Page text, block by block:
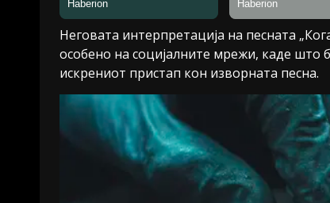
Неговата интерпретација на песната
особено на социјалните мрежи, каде што
искрениот пристап кон изворната песна.